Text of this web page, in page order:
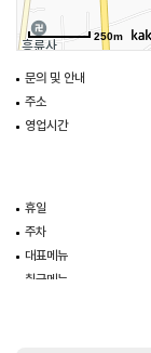
250m
문의 및 안내
주소
영업시간
휴일
주차
대표메뉴
취급메뉴